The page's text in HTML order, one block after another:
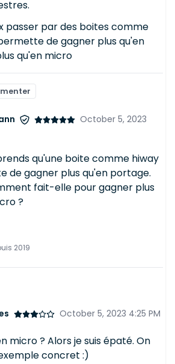
passer par des boites comme
de gagner plus qu'en
qu'en micro
October 5, 2023
qu'une boite comme hiway
de gagner plus qu'en portage.
fait-elle pour gagner plus
?
2019
October 5, 2023 4:25 PM
micro ? Alors je suis épaté. On
concret :)